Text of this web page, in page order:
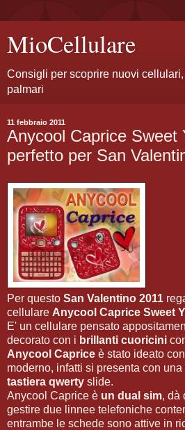
MioCellulare
Consigli per scoprire nuovi
palmari
11 febbraio 2011
Anycool Caprice Sweet
perfetto per San
Per questo San Valentino 2011
cellulare Anycool Caprice Sweet
E' un cellulare pensato
decorato con i brillanti cuoricini
Anycool Caprice è stato ideato
moderno, infatti si presenta con
tastiera qwerty slide.
Anycool Caprice è un dual sim, dà
gestire due linnee telefoniche
entrambe le schede sono attive in